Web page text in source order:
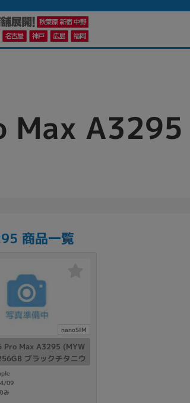
Max A3295
商品一覧
nanoSIM
Pro Max A3295 (MYW
ブラックチタニウ
フリー】
09
み
カーの絞り込み
SONY
HP
み